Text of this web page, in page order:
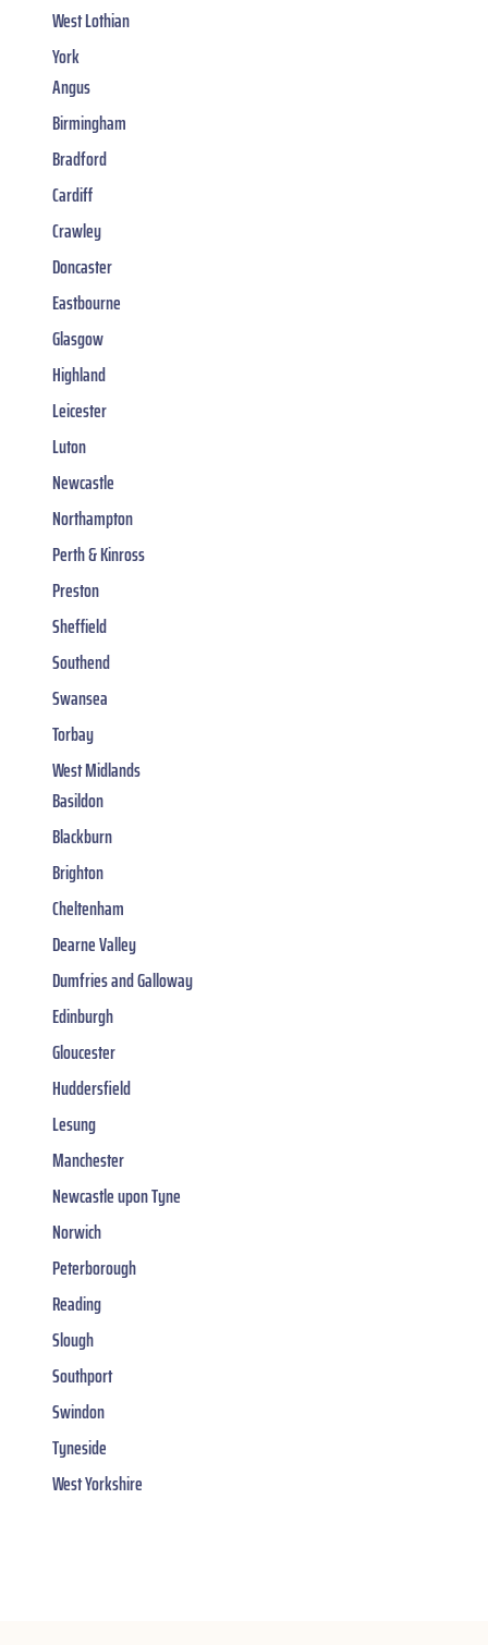
West Lothian
York
Angus
Birmingham
Bradford
Cardiff
Crawley
Doncaster
Eastbourne
Glasgow
Highland
Leicester
Luton
Newcastle
Northampton
Perth & Kinross
Preston
Sheffield
Southend
Swansea
Torbay
West Midlands
Basildon
Blackburn
Brighton
Cheltenham
Dearne Valley
Dumfries and Galloway
Edinburgh
Gloucester
Huddersfield
Lesung
Manchester
Newcastle upon Tyne
Norwich
Peterborough
Reading
Slough
Southport
Swindon
Tyneside
West Yorkshire